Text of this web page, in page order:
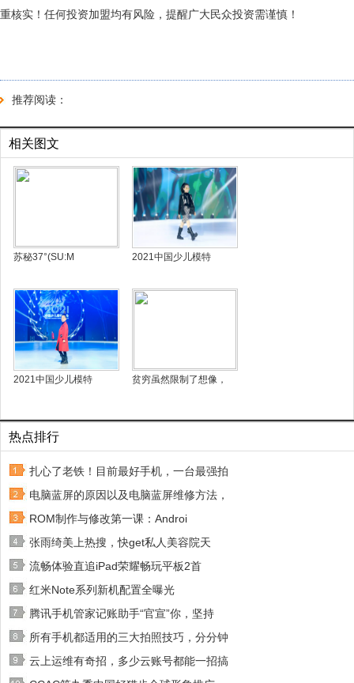
重核实！任何投资加盟均有风险，提醒广大民众投资需谨慎！
推荐阅读：
相关图文
苏秘37°(SU:M 2021中国少儿模特
2021中国少儿模特 贫穷虽然限制了想像，
热点排行
扎心了老铁！目前最好手机，一台最强拍
电脑蓝屏的原因以及电脑蓝屏维修方法，
ROM制作与修改第一课：Androi
张雨绮美上热搜，快get私人美容院天
流畅体验直追iPad荣耀畅玩平板2首
红米Note系列新机配置全曝光
腾讯手机管家记账助手“官宣”你，坚持
所有手机都适用的三大拍照技巧，分分钟
云上运维有奇招，多少云账号都能一招搞